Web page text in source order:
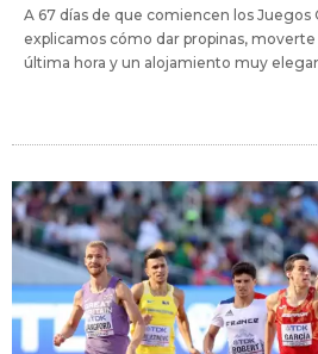
A 67 días de que comiencen los Juegos
explicamos cómo dar propinas,
última hora y un alojamiento muy